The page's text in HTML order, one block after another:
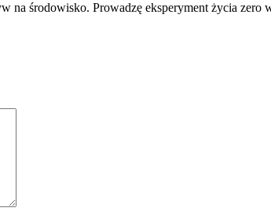
na środowisko. Prowadzę eksperyment życia